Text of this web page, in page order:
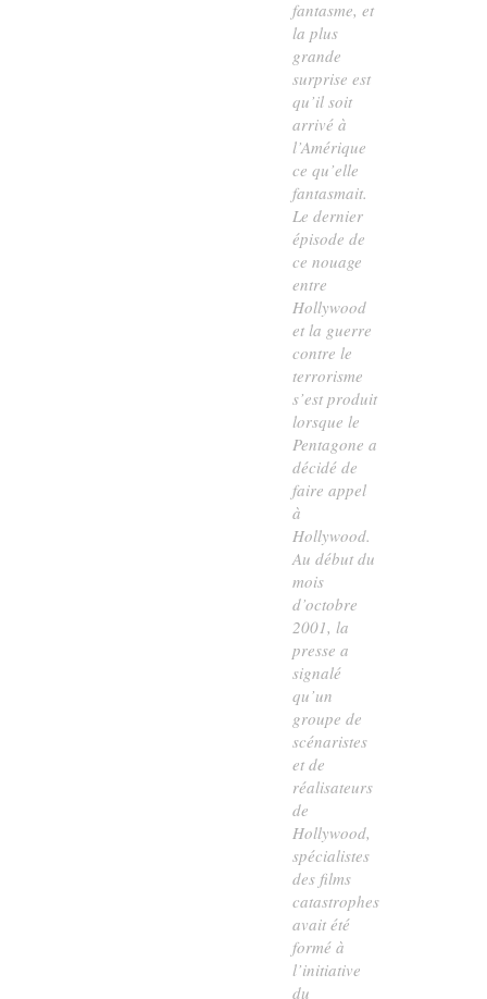
fantasme, et
la plus
grande
surprise est
qu’il soit
arrivé à
l’Amérique
ce qu’elle
fantasmait.
Le dernier
épisode de
ce nouage
entre
Hollywood
et la guerre
contre le
terrorisme
s’est produit
lorsque le
Pentagone a
décidé de
faire appel
à
Hollywood.
Au début du
mois
d’octobre
2001, la
presse a
signalé
qu’un
groupe de
scénaristes
et de
réalisateurs
de
Hollywood,
spécialistes
des films
catastrophes,
avait été
formé à
l’initiative
du